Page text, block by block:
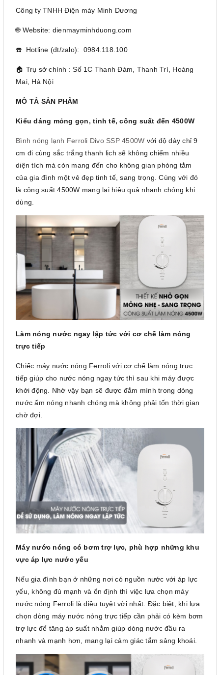
Công ty TNHH Điện máy Minh Dương
🌐 Website: dienmayminhduong.com
☎️ Hotline (đt/zalo): 0984.118.100
🏠 Trụ sở chính : Số 1C Thanh Đàm, Thanh Trì, Hoàng
Mai, Hà Nội
MÔ TẢ SẢN PHẨM
Kiểu dáng mỏng gọn, tinh tế, công suất đến 4500W
Bình nóng lạnh Ferroli Divo SSP 4500W với độ dày chỉ 9
cm đi cùng sắc trắng thanh lịch sẽ không chiếm nhiều
diện tích mà còn mang đến cho không gian phòng tắm
của gia đình một vẻ đẹp tinh tế, sang trọng. Cùng với đó
là công suất 4500W mang lại hiệu quả nhanh chóng khi
dùng.
Làm nóng nước ngay lập tức với cơ chế làm nóng
trực tiếp
Chiếc máy nước nóng Ferroli với cơ chế làm nóng trực
tiếp giúp cho nước nóng ngay tức thì sau khi máy được
khởi động. Nhờ vậy bạn sẽ được đắm mình trong dòng
nước ấm nóng nhanh chóng mà không phải tốn thời gian
chờ đợi.
Máy nước nóng có bơm trợ lực, phù hợp những khu
vực áp lực nước yếu
Nếu gia đình bạn ở những nơi có nguồn nước với áp lực
yếu, không đủ mạnh và ổn định thì việc lựa chọn máy
nước nóng Ferroli là điều tuyệt vời nhất. Đặc biệt, khi lựa
chọn dòng máy nước nóng trực tiếp cần phải có kèm bơm
trợ lực để tăng áp suất nhằm giúp dòng nước đầu ra
nhanh và mạnh hơn, mang lại cảm giác tắm sảng khoái.